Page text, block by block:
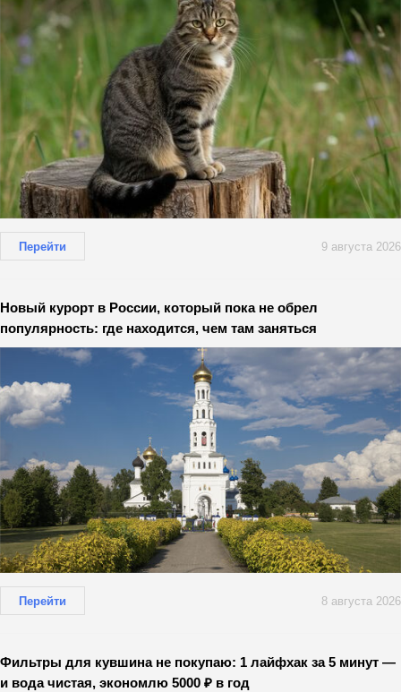
Перейти 9 августа 2026
Новый курорт в России, который пока не обрел
популярность: где находится, чем там заняться
Перейти 8 августа 2026
Фильтры для кувшина не покупаю: 1 лайфхак за 5 минут —
и вода чистая, экономлю 5000 ₽ в год